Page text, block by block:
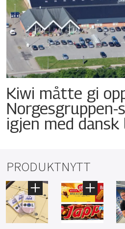
Kiwi måtte gi
Norgesgruppen-
igjen med dansk
PRODUKTNYTT